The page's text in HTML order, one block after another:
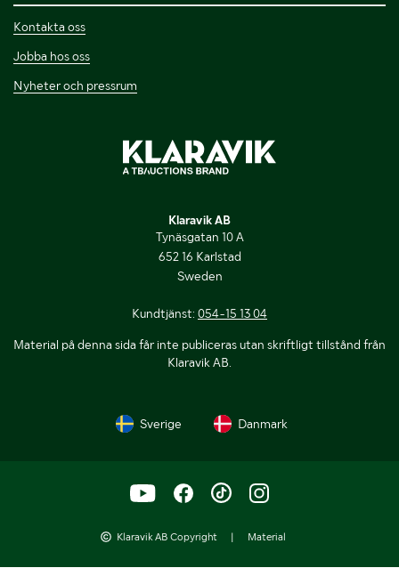
Kontakta oss
Jobba hos oss
Nyheter och pressrum
Klaravik AB
Tynäsgatan 10 A
652 16 Karlstad
Sweden
Kundtjänst: 054-15 13 04
Material på denna sida får inte publiceras utan skriftligt tillstånd från
Klaravik AB.
Sverige Danmark
Klaravik AB Copyright | Material